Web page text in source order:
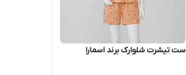
ست تیشرت شلوارک برند اسمارا